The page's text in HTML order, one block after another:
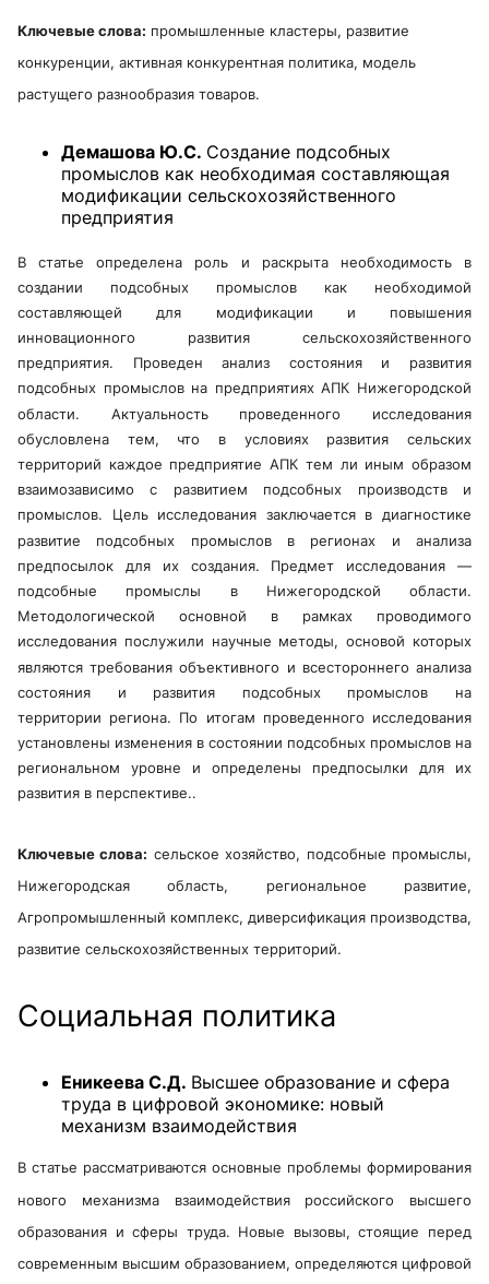
Ключевые слова: промышленные кластеры, развитие
конкуренции, активная конкурентная политика, модель
растущего разнообразия товаров.
Демашова Ю.С. Создание подсобных
промыслов как необходимая составляющая
модификации сельскохозяйственного
предприятия
В статье определена роль и раскрыта необходимость в
создании подсобных промыслов как необходимой
составляющей для модификации и повышения
инновационного развития сельскохозяйственного
предприятия. Проведен анализ состояния и развития
подсобных промыслов на предприятиях АПК Нижегородской
области. Актуальность проведенного исследования
обусловлена тем, что в условиях развития сельских
территорий каждое предприятие АПК тем ли иным образом
взаимозависимо с развитием подсобных производств и
промыслов. Цель исследования заключается в диагностике
развитие подсобных промыслов в регионах и анализа
предпосылок для их создания. Предмет исследования —
подсобные промыслы в Нижегородской области.
Методологической основной в рамках проводимого
исследования послужили научные методы, основой которых
являются требования объективного и всестороннего анализа
состояния и развития подсобных промыслов на
территории региона. По итогам проведенного исследования
установлены изменения в состоянии подсобных промыслов на
региональном уровне и определены предпосылки для их
развития в перспективе..
Ключевые слова: сельское хозяйство, подсобные промыслы,
Нижегородская область, региональное развитие,
Агропромышленный комплекс, диверсификация производства,
развитие сельскохозяйственных территорий.
Социальная политика
Еникеева С.Д. Высшее образование и сфера
труда в цифровой экономике: новый
механизм взаимодействия
В статье рассматриваются основные проблемы формирования
нового механизма взаимодействия российского высшего
образования и сферы труда. Новые вызовы,стоящие перед
современным высшим образованием, определяются цифровой